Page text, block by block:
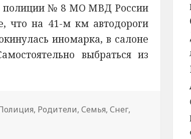
полиции № 8 МО МВД России
что на 41-м км автодороги
иномарка, в салоне
выбраться из
, Родители,Семья,Снег,
помогли семье с младенцем выбраться